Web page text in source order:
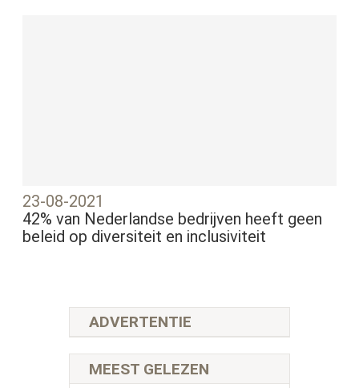
23-08-2021
42% van Nederlandse bedrijven heeft geen
beleid op diversiteit en inclusiviteit
ADVERTENTIE
MEEST GELEZEN